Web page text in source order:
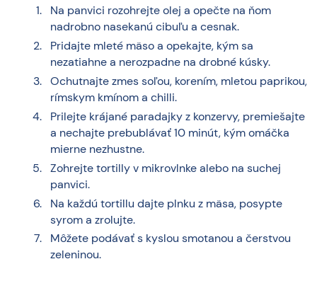
Na panvici rozohrejte olej a opečte na ňom
nadrobno nasekanú cibuľu a cesnak.
Pridajte mleté mäso a opekajte, kým sa
nezatiahne a nerozpadne na drobné kúsky.
Ochutnajte zmes soľou, korením, mletou paprikou,
rímskym kmínom a chilli.
Prilejte krájané paradajky z konzervy, premiešajte
a nechajte prebublávať 10 minút, kým omáčka
mierne nezhustne.
Zohrejte tortilly v mikrovlnke alebo na suchej
panvici.
Na každú tortillu dajte plnku z mäsa, posypte
syrom a zrolujte.
Môžete podávať s kyslou smotanou a čerstvou
zeleninou.